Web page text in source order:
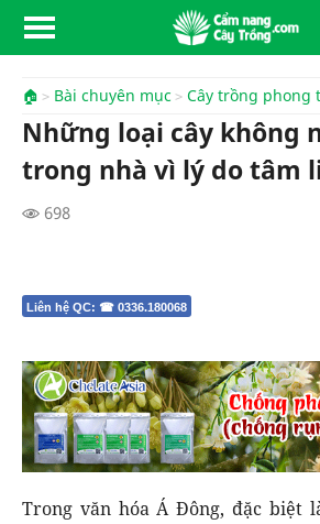
🏠 Bài chuyên mục Cây trồng phong
Những loại cây không
trong nhà vì lý do tâm
698
Liên hệ QC: ☎ 0336.180068
Trong văn hóa Á Đông, đặc biệt